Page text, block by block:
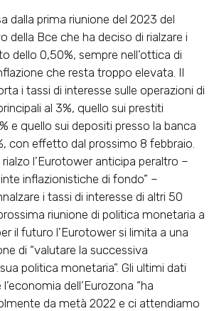
dalla prima riunione del 2023 del
della Bce che ha deciso di rialzare i
dello 0,50%, sempre nell’ottica di
che resta troppo elevata. Il
i tassi di interesse sulle operazioni di
al 3%, quello sui prestiti
e quello sui depositi presso la banca
con effetto dal prossimo 8 febbraio.
rialzo l’Eurotower anticipa peraltro –
inflazionistiche di fondo” –
i tassi di interesse di altri 50
riunione di politica monetaria a
il futuro l’Eurotower si limita a una
di “valutare la successiva
politica monetaria”. Gli ultimi dati
dell’Eurozona “ha
da metà 2022 e ci attendiamo